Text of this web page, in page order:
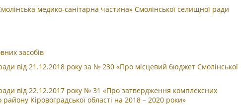
медико-санітарна частина» Смолінської селищної ради
засобів
від 21.12.2018 року за № 230 «Про місцевий бюджет Смолінської
від 22.12.2017 року № 31 «Про затвердження комплексних
Кіровоградської області на 2018 – 2020 роки»